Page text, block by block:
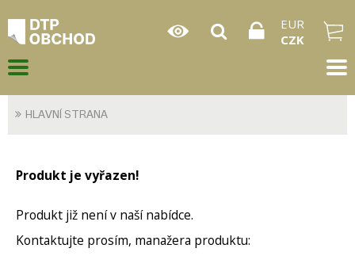
EUR
CZK
HLAVNÍ STRANA
Produkt je vyřazen!
Produkt již není v naší nabídce.
Kontaktujte prosím, manažera produktu: